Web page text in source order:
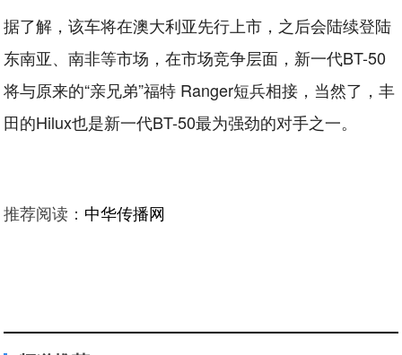
据了解，该车将在澳大利亚先行上市，之后会陆续登陆
东南亚、南非等市场，在市场竞争层面，新一代BT-50
将与原来的“亲兄弟”福特 Ranger短兵相接，当然了，丰
田的Hilux也是新一代BT-50最为强劲的对手之一。
推荐阅读： 中华传播网